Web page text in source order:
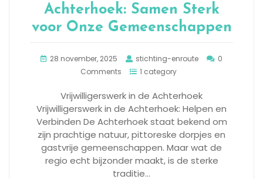
Achterhoek: Samen Sterk
voor Onze Gemeenschappen
28 november, 2025 stichting-enroute
0
Comments
1 category
Vrijwilligerswerk in de Achterhoek
Vrijwilligerswerk in de Achterhoek: Helpen en
Verbinden De Achterhoek staat bekend om
zijn prachtige natuur, pittoreske dorpjes en
gastvrije gemeenschappen. Maar wat de
regio echt bijzonder maakt, is de sterke
traditie…